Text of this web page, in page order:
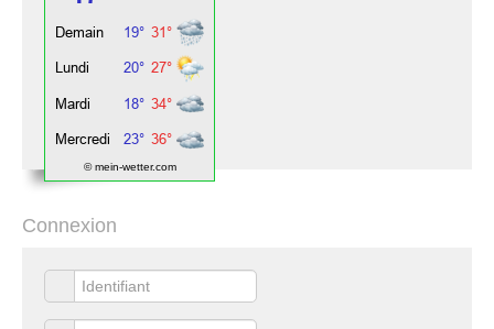
© mein-wetter.com
Connexion